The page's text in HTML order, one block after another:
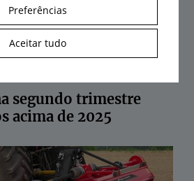
segundo trimestre
acima de 2025
Preferências
Aceitar tudo